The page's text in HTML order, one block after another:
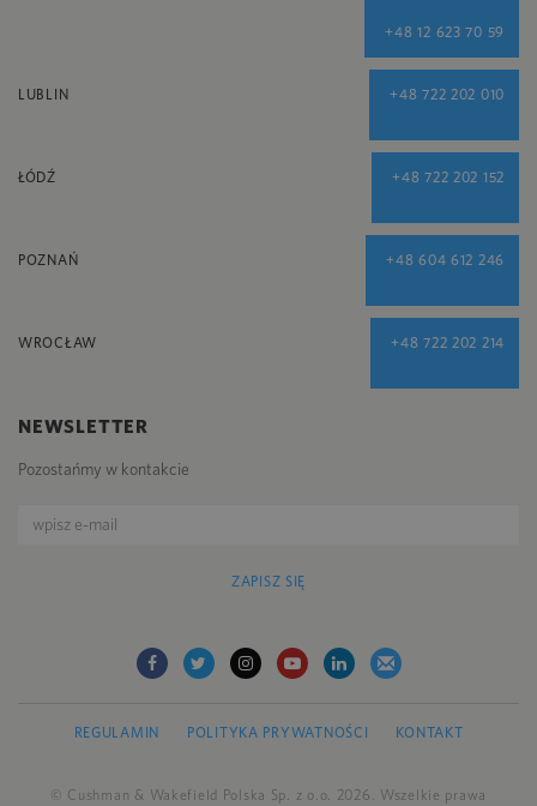
+48 12 623 70 59
LUBLIN +48 722 202 010
ŁÓDŹ +48 722 202 152
POZNAŃ +48 604 612 246
WROCŁAW +48 722 202 214
NEWSLETTER
Pozostańmy w kontakcie
ZAPISZ SIĘ
REGULAMIN POLITYKA PRYWATNOŚCI KONTAKT
© Cushman & Wakefield Polska Sp. z o.o. 2026. Wszelkie prawa